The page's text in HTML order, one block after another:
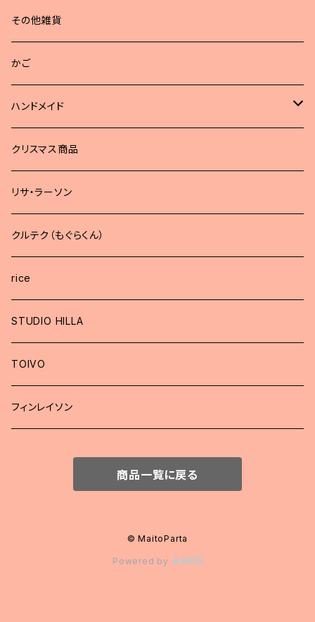
その他雑貨
かご
ハンドメイド
どうぶつブローチ
クリスマス商品
リサ・ラーソン
クルテク（もぐらくん）
rice
STUDIO HILLA
TOIVO
フィンレイソン
商品一覧に戻る
© MaitoParta
Powered by